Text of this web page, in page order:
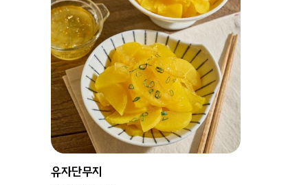
유자단무지